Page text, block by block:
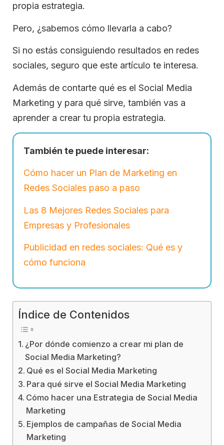
propia estrategia.
Pero, ¿sabemos cómo llevarla a cabo?
Si no estás consiguiendo resultados en redes
sociales, seguro que este artículo te interesa.
Además de contarte qué es el Social Media
Marketing y para qué sirve, también vas a
aprender a crear tu propia estrategia.
También te puede interesar:
Cómo hacer un Plan de Marketing en
Redes Sociales paso a paso
Las 8 Mejores Redes Sociales para
Empresas y Profesionales
Publicidad en redes sociales: Qué es y
cómo funciona
Índice de Contenidos
¿Por dónde comienzo a crear mi plan de
Social Media Marketing?
Qué es el Social Media Marketing
Para qué sirve el Social Media Marketing
Cómo hacer una Estrategia de Social Media
Marketing
Ejemplos de campañas de Social Media
Marketing